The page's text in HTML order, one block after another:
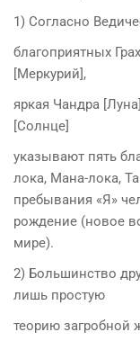
1) Согласно
благоприятных
[Меркурий],
яркая Чандра
[Солнце]
указывают пять
лока, Мана-лока,
пребывания «Я»
рождение (новое
мире).
2) Большинство
лишь простую
теорию загробной